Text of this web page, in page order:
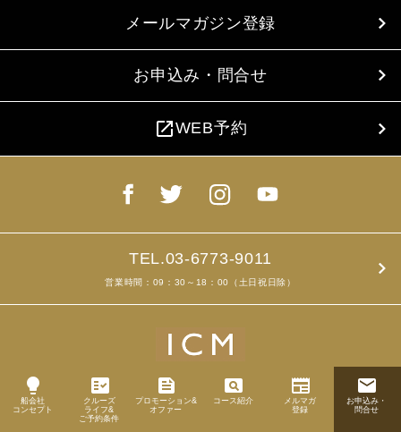
lightbulb
船会社
コンセプト
fact_check
クルーズ
ライフ&
ご予約条件
feed
プロモーション&
オファー
pageview
コース紹介
newspaper
メルマガ
登録
email
お申込み・
問合せ
メールマガジン登録
お申込み・問合せ
open_in_newWEB予約
TEL.03-6773-9011
営業時間：09：30～18：00（土日祝日除）
Copyright ©2019